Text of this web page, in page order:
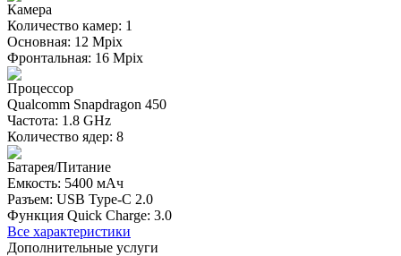
Камера
Количество камер: 1
Основная: 12 Mpix
Фронтальная: 16 Mpix
Процессор
Qualcomm Snapdragon 450
Частота: 1.8 GHz
Количество ядер: 8
Батарея/Питание
Емкость: 5400 мАч
Разъем: USB Type-C 2.0
Функция Quick Charge: 3.0
Все характеристики
Дополнительные услуги